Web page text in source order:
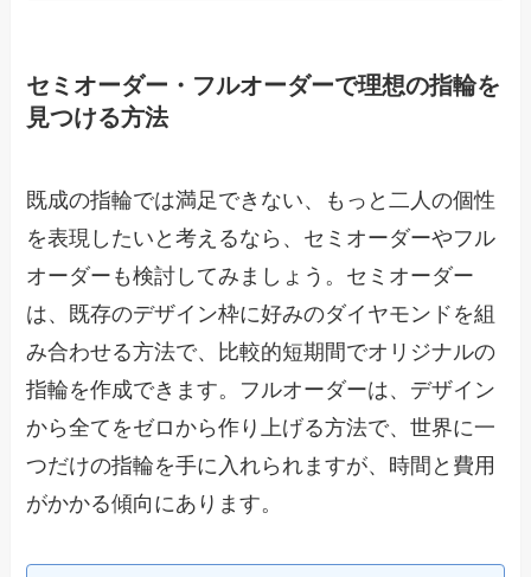
セミオーダー・フルオーダーで理想の指輪を
見つける方法
既成の指輪では満足できない、もっと二人の個性
を表現したいと考えるなら、セミオーダーやフル
オーダーも検討してみましょう。セミオーダー
は、既存のデザイン枠に好みのダイヤモンドを組
み合わせる方法で、比較的短期間でオリジナルの
指輪を作成できます。フルオーダーは、デザイン
から全てをゼロから作り上げる方法で、世界に一
つだけの指輪を手に入れられますが、時間と費用
がかかる傾向にあります。